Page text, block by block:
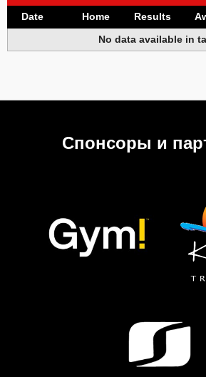
Date Home Results
No data available in
Спонсоры и